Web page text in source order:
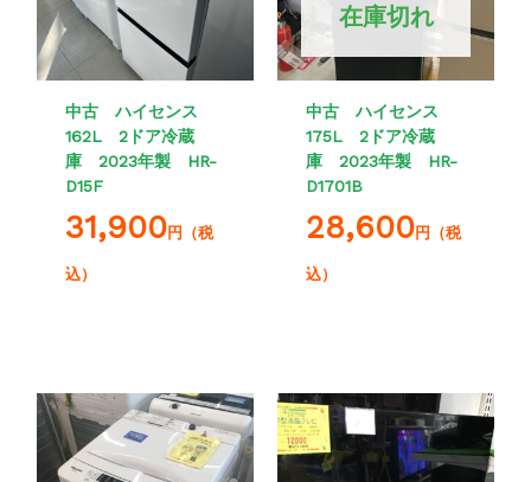
中古 ハイセンス
162L 2ドア冷蔵
庫 2023年製 HR-
D15F
31,900円（税
込）
在庫切れ
中古 ハイセンス
175L 2ドア冷蔵
庫 2023年製 HR-
D1701B
28,600円（税
込）